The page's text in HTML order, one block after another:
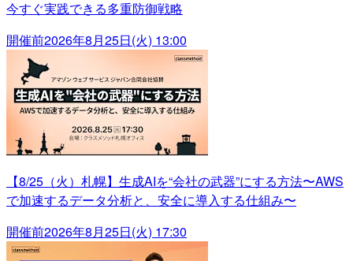
今すぐ実践できる多重防御戦略
開催前2026年8月25日(火) 13:00
【8/25（火）札幌】生成AIを“会社の武器”にする方法〜AWS
で加速するデータ分析と、安全に導入する仕組み〜
開催前2026年8月25日(火) 17:30